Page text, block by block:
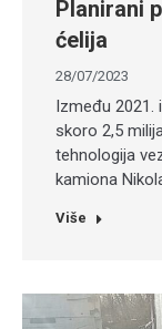
Planirani
ćelija
28/07/2023
Između 2021.
skoro 2,5
tehnologija
kamiona
Više